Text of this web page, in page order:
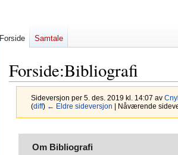
Forside:Bibliografi
Sideversjon per 5. des. 2019 kl. 14:07 av
(diff) ← Eldre sideversjon | Nåværende
Hopp
Hopp
Om Bibliografi
Forside Samtale